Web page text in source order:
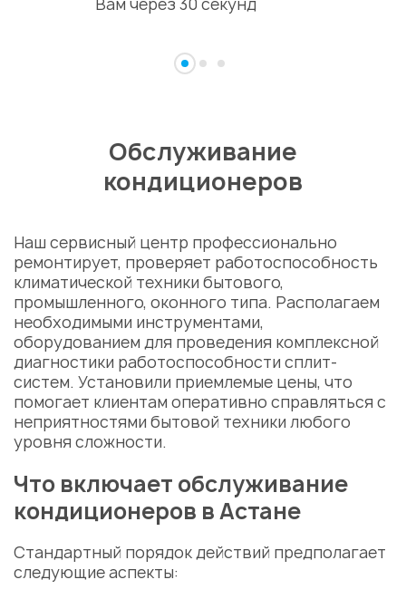
Вам через 30 секунд
Обслуживание
кондиционеров
Наш сервисный центр профессионально
ремонтирует, проверяет работоспособность
климатической техники бытового,
промышленного, оконного типа. Располагаем
необходимыми инструментами,
оборудованием для проведения комплексной
диагностики работоспособности сплит-
систем. Установили приемлемые цены, что
помогает клиентам оперативно справляться с
неприятностями бытовой техники любого
уровня сложности.
Что включает обслуживание
кондиционеров в Астане
Стандартный порядок действий предполагает
следующие аспекты: